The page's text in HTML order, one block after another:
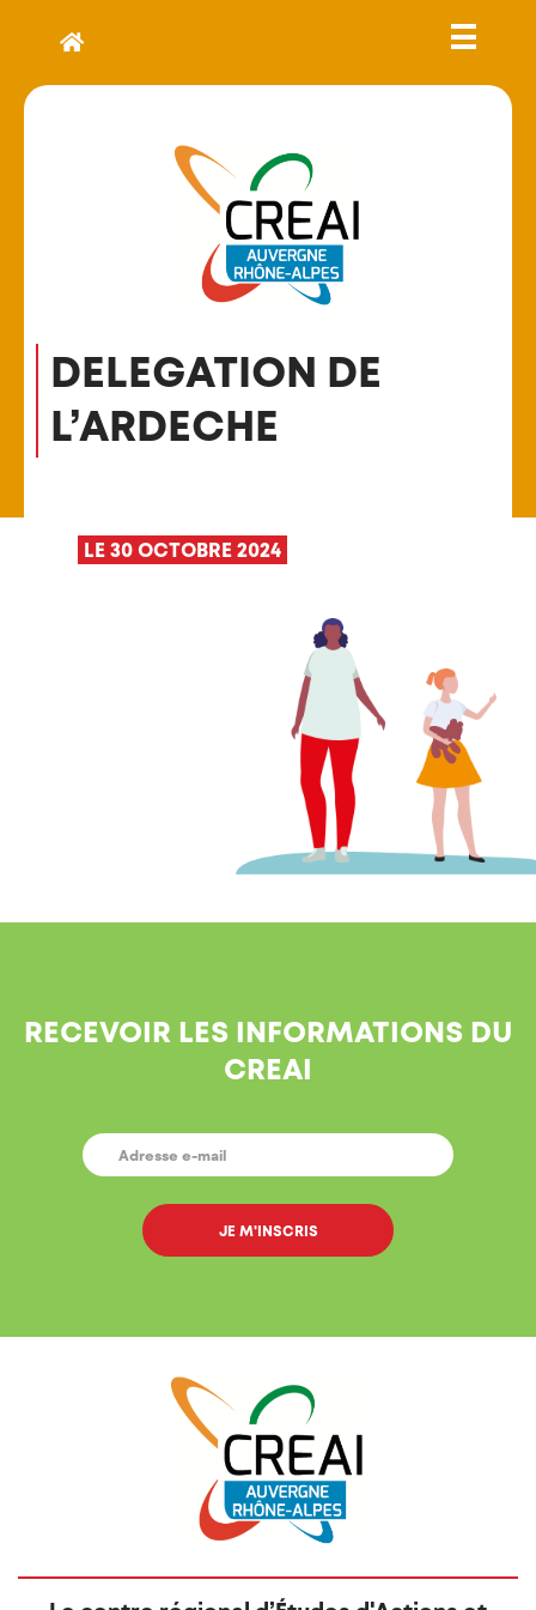
DELEGATION DE
L’ARDECHE
LE 30 OCTOBRE 2024
RECEVOIR LES INFORMATIONS DU
CREAI
E-
MAIL *